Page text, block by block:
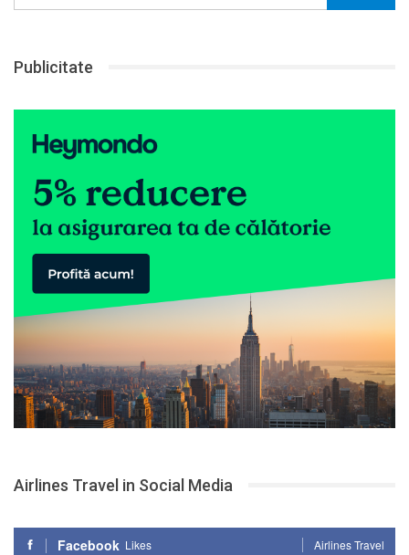
Publicitate
Airlines Travel in Social Media
Facebook Likes Airlines Travel